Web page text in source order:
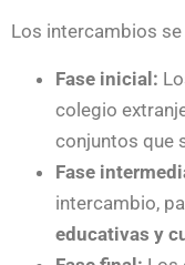
Los intercambios
Fase inicial:
colegio
conjuntos que
Fase
intercambio,
educativas y